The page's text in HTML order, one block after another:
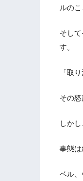
ルの
そし
す。
「取
その
しか
事態
ベル